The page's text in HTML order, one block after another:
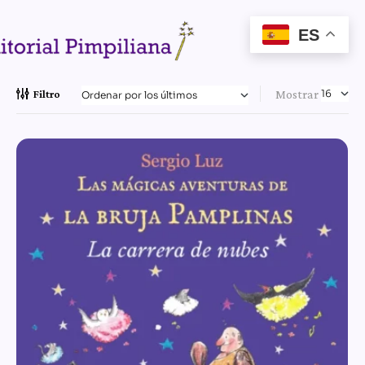
Filtro Mostrar
ES